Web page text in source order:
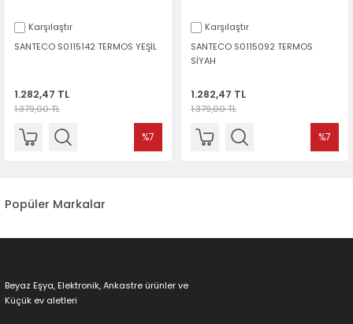
Karşılaştır
SANTECO S0115142 TERMOS YEŞİL
1.282,47 TL
1.379,00 TL
%7
Karşılaştır
SANTECO S0115092 TERMOS
SİYAH
1.282,47 TL
1.379,00 TL
%7
Popüler Markalar
Beyaz Eşya, Elektronik, Ankastre ürünler ve
Küçük ev aletleri